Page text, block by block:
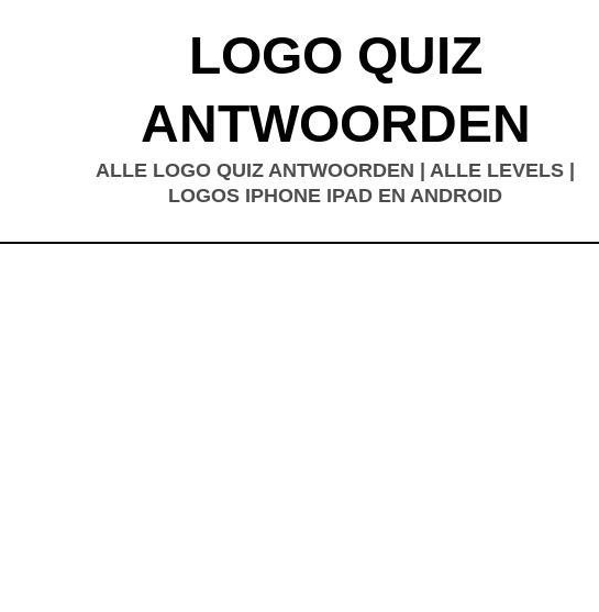
LOGO QUIZ
ANTWOORDEN
ALLE LOGO QUIZ ANTWOORDEN | ALLE LEVELS |
LOGOS IPHONE IPAD EN ANDROID